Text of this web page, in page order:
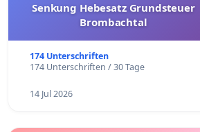
Senkung Hebesatz Grundsteuer
Brombachtal
174 Unterschriften
174 Unterschriften / 30 Tage
14 Jul 2026